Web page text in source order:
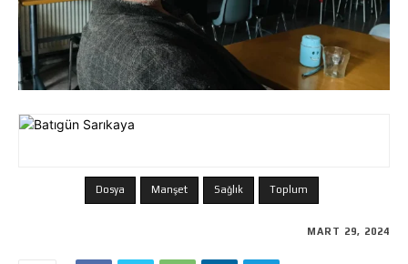
Dosya Manşet Sağlık Toplum
MART 29, 2024